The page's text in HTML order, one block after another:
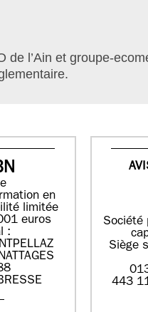
l’Ain et groupe-
en
limitée
euros
:
Société
Siège
443